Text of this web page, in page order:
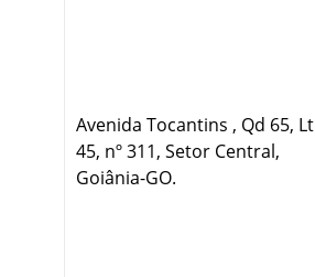
Avenida Tocantins , Qd 65, Lt
45, nº 311, Setor Central,
Goiânia-GO.